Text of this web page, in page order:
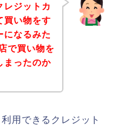
レジットカ
買い物をす
になるみた
で買い物を
まったのか
用できるクレジット